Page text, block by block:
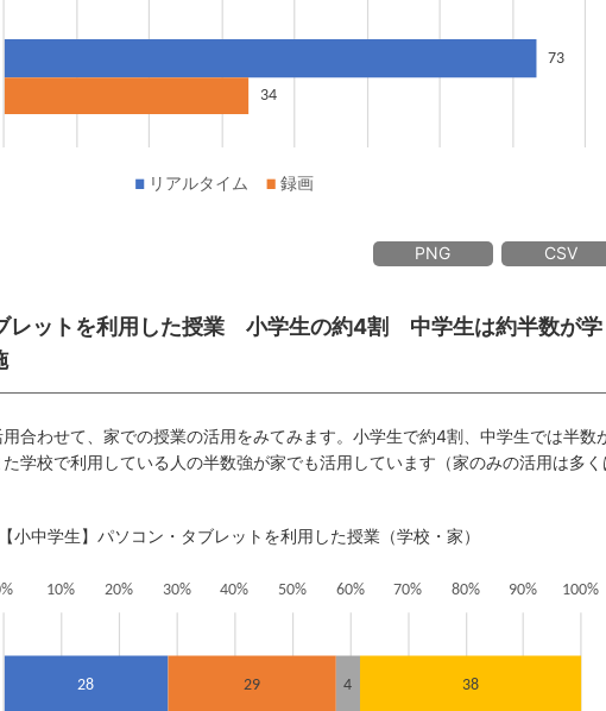
PNG CSV
レットを利用した授業 小学生の約4割 中学生は約半数が学
合わせて、家での授業の活用をみてみます。小学生で約4割、中学生では半数
学校で利用している人の半数強が家でも活用しています（家のみの活用は多く
小中学生】パソコン・タブレットを利用した授業（学校・家）